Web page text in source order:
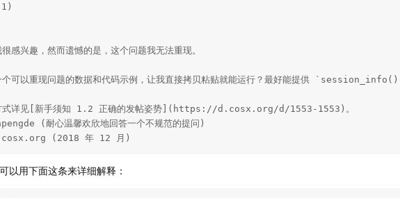
感兴趣，然而遗憾的是，这个问题我无法重现。
可以重现问题的数据和代码示例，让我直接拷贝粘贴就能运行？最好能提供
式详见[新手须知 1.2 正确的发帖姿势](https://d.cosx.org/d/1553-1553)。
(耐心温馨欢欣地回答一个不规范的提问)
(2018 年 12 月)
以用下面这条来详细解释：